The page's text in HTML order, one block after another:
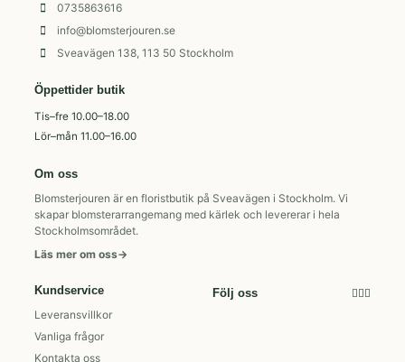
0735863616
info@blomsterjouren.se
Sveavägen 138, 113 50 Stockholm
Öppettider butik
Tis–fre 10.00–18.00
Lör–mån 11.00–16.00
Om oss
Blomsterjouren är en floristbutik på Sveavägen i Stockholm. Vi
skapar blomsterarrangemang med kärlek och levererar i hela
Stockholmsområdet.
Läs mer om oss→
Kundservice
Leveransvillkor
Vanliga frågor
Kontakta oss
Följ oss